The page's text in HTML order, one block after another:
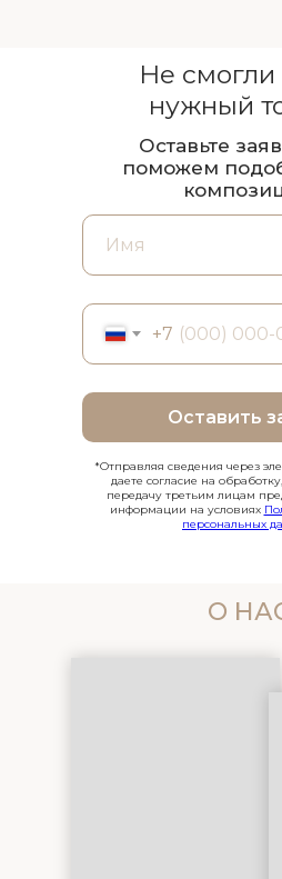
+7
Оставить
Не смогли
нужный
Оставьте
поможем
*Отправляя сведения через
даете согласие на
передачу третьим лицам
информации на условиях
персональных
О